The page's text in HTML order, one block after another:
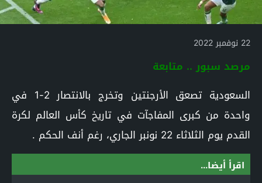
22 نوفمبر 2022
مرصد سبور .. متابعة
السعودية تصعق الأرجنتين وتخرج بالانتصار 2-1 في
واحدة من كبرى المفاجآت في تاريخ كأس العالم لكرة
القدم يوم الثلاثاء 22 نونبر الجاري، رغم أنف الحكم .
اقرأ أيضا...